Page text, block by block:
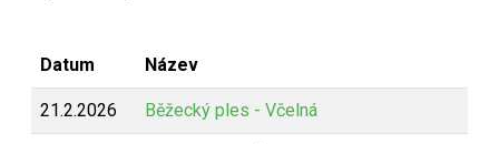
Datum Název
21.2.2026 Běžecký ples - Včelná